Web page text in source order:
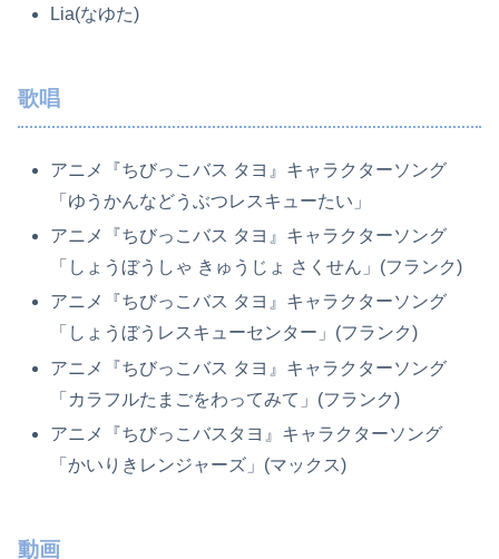
Lia(なゆた)
歌唱
アニメ『ちびっこバス タヨ』キャラクターソング
「ゆうかんなどうぶつレスキューたい」
アニメ『ちびっこバス タヨ』キャラクターソング
「しょうぼうしゃ きゅうじょ さくせん」(フランク)
アニメ『ちびっこバス タヨ』キャラクターソング
「しょうぼうレスキューセンター」(フランク)
アニメ『ちびっこバス タヨ』キャラクターソング
「カラフルたまごをわってみて」(フランク)
アニメ『ちびっこバスタヨ』キャラクターソング
「かいりきレンジャーズ」(マックス)
動画